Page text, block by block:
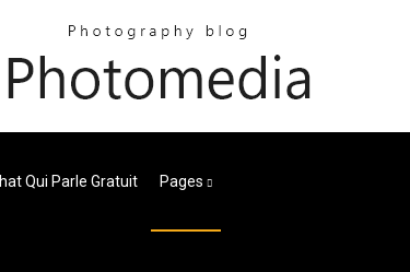
Qui Parle Gratuit Pages